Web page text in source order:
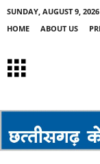
SUNDAY, AUGUST 9, 2026
HOME
ABOUT US